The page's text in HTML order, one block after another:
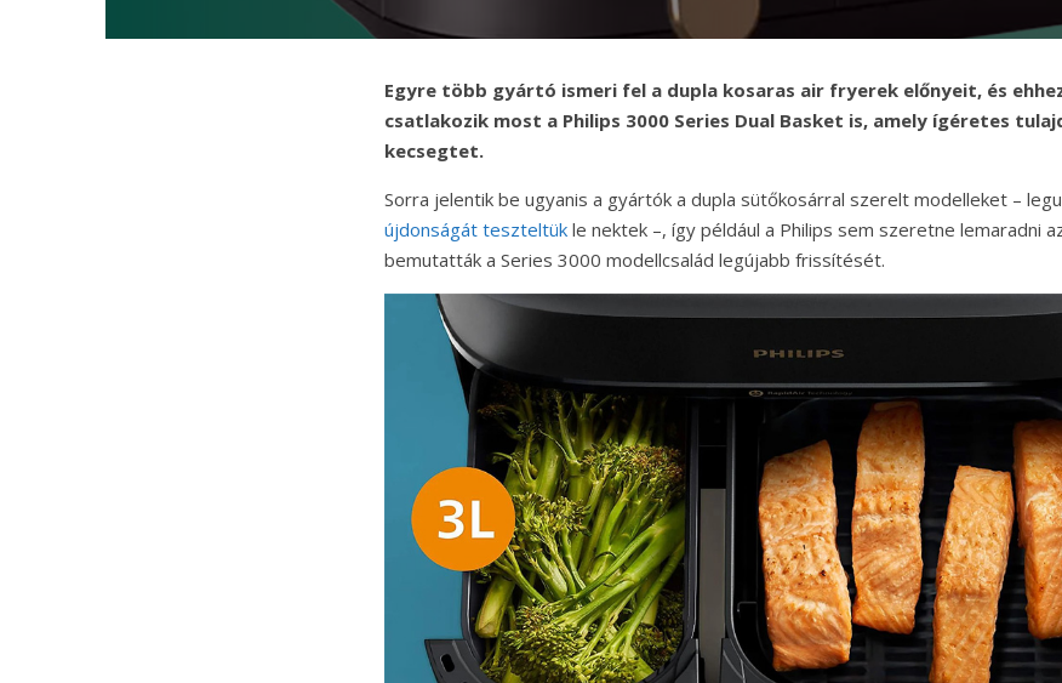
Egyre több gyártó ismeri fel a dupla kosaras air fryerek előnyeit, és
csatlakozik most a Philips 3000 Series Dual Basket is, amely ígéretes
kecsegtet.
Sorra jelentik be ugyanis a gyártók a dupla sütőkosárral szerelt modelleket –
újdonságát teszteltük le nektek –, így például a Philips sem szeretne lemaradni
bemutatták a Series 3000 modellcsalád legújabb frissítését.